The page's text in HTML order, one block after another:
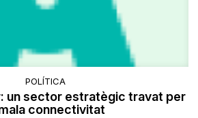
POLÍTICA
un sector estratègic travat per
connectivitat